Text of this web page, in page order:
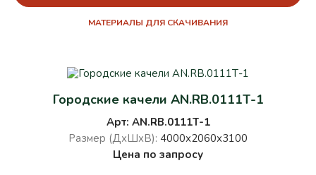
МАТЕРИАЛЫ ДЛЯ СКАЧИВАНИЯ
Городские качели AN.RB.0111Т-1
Арт: AN.RB.0111Т-1
Размер (ДхШхВ): 4000х2060х3100
Цена по запросу